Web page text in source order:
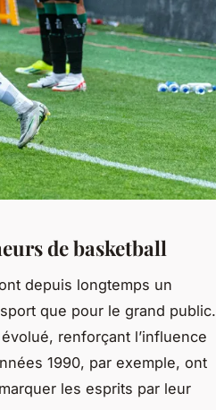
de basketball
depuis longtemps un
que pour le grand public.
renforçant l’influence
1990, par exemple, ont
les esprits par leur